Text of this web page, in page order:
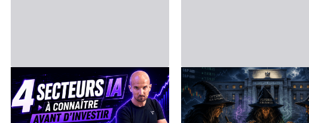
20 июля 2026 г. - Third Party
ИНВЕСТИРОВАНИЕ
в искусственный
14 июня 2026 г. - Third Party
Биржевой
на неделю с 15 по